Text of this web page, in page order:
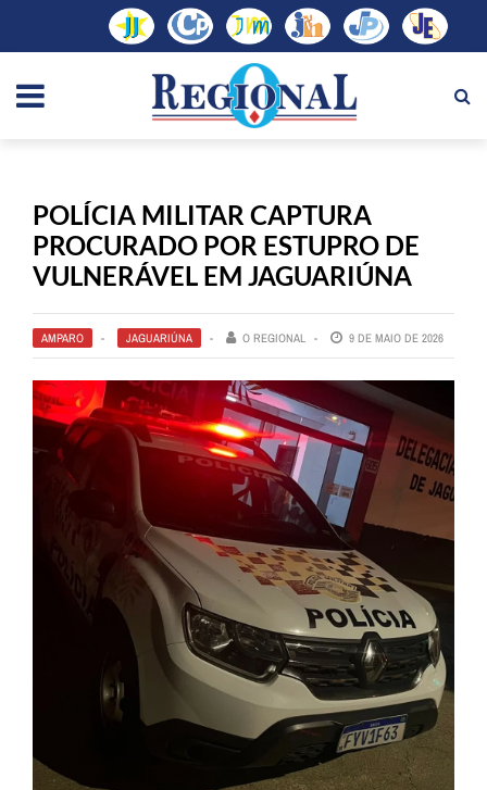
POLÍCIA MILITAR CAPTURA
PROCURADO POR ESTUPRO DE
VULNERÁVEL EM JAGUARIÚNA
AMPARO JAGUARIÚNA O REGIONAL 9 DE MAIO DE 2026